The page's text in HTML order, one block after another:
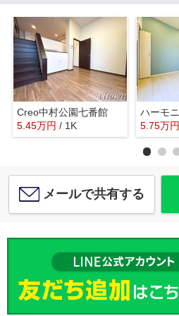
Creo中村公園七番館
5.45万円 / 1K
5.75万円
メールで共有する